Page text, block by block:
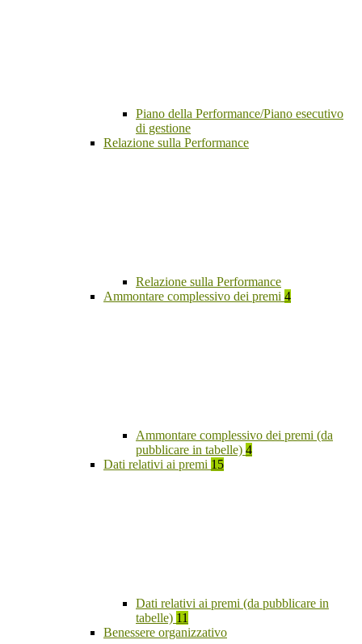
Piano della Performance/Piano esecutivo
di gestione
Relazione sulla Performance
Relazione sulla Performance
Ammontare complessivo dei premi 4
Ammontare complessivo dei premi (da
pubblicare in tabelle) 4
Dati relativi ai premi 15
Dati relativi ai premi (da pubblicare in
tabelle) 11
Benessere organizzativo